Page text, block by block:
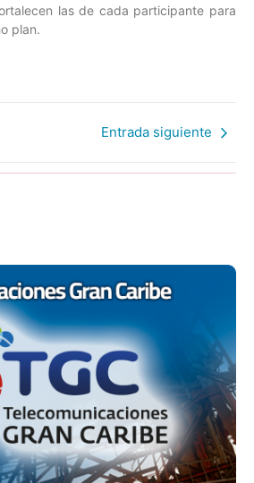
las de cada participante para
plan.
Entrada siguiente